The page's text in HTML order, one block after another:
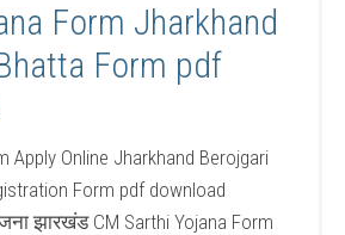
Form Jharkhand
Form pdf
Apply Online Jharkhand Berojgari
Form pdf download
झारखंड CM Sarthi Yojana Form